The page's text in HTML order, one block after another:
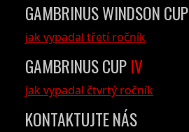
GAMBRINUS WINDSON CUP
jak vypadal třetí ročník
GAMBRINUS CUP IV
jak vypadal čtvrtý ročník
KONTAKTUJTE NÁS